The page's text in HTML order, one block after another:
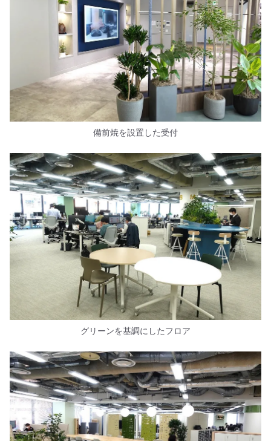
備前焼を設置した受付
グリーンを基調にしたフロア